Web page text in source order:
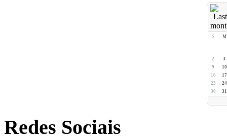
S M
2
3
9
10
16
17
23
24
30
31
Redes Sociais